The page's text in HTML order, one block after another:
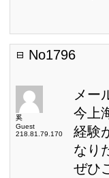
No1796
奚
Guest
218.81.79.170
メー
今上
経験
なり
ぜひ